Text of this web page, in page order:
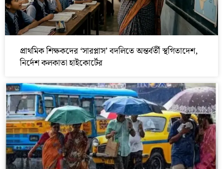
প্রাথমিক শিক্ষকদের ‘সারপ্লাস’ বদলিতে অন্তর্বর্তী স্থগিতাদেশ,
নির্দেশ কলকাতা হাইকোর্টের